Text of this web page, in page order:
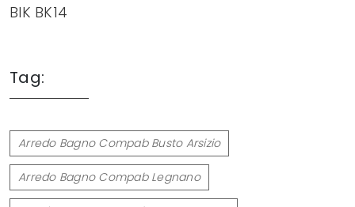
BIK BK14
Tag:
Arredo Bagno Compab Busto Arsizio
Arredo Bagno Compab Legnano